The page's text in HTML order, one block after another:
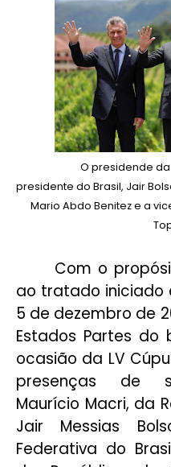
O presidende
presidente do Brasil, Jair
Mario Abdo Benitez e a
Com o
ao tratado iniciado
5 de dezembro de
Estados Partes do
ocasião da LV
presenças de
Maurício Macri, da
Jair Messias
Federativa do